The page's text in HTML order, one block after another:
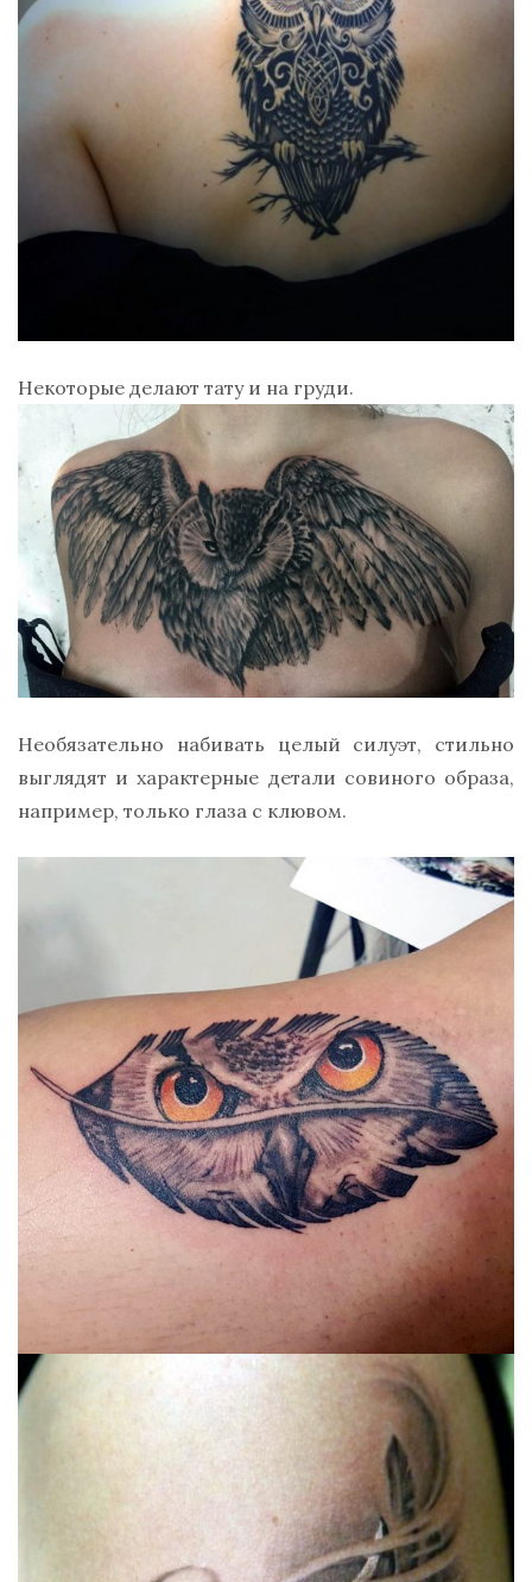
Некоторые делают тату и на груди.
Необязательно набивать целый силуэт, стильно
выглядят и характерные детали совиного образа,
например, только глаза с клювом.